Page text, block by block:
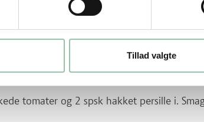
Tillad valgte
Bland det hele.
og evt. salt og peber.
over. Læg stanniol eller låg over og
tomater og 2 spsk hakket persille i.